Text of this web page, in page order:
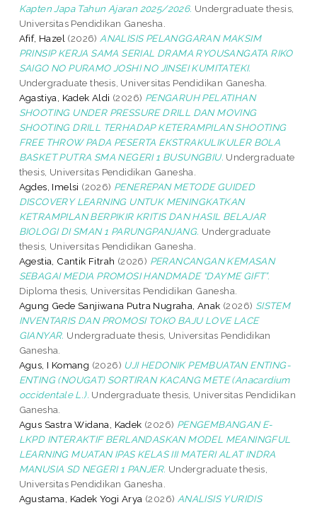
Kapten Japa Tahun Ajaran 2025/2026. Undergraduate thesis,
Universitas Pendidikan Ganesha.
Afif, Hazel (2026) ANALISIS PELANGGARAN MAKSIM
PRINSIP KERJA SAMA SERIAL DRAMA RYOUSANGATA RIKO
SAIGO NO PURAMO JOSHI NO JINSEI KUMITATEKI.
Undergraduate thesis, Universitas Pendidikan Ganesha.
Agastiya, Kadek Aldi (2026) PENGARUH PELATIHAN
SHOOTING UNDER PRESSURE DRILL DAN MOVING
SHOOTING DRILL TERHADAP KETERAMPILAN SHOOTING
FREE THROW PADA PESERTA EKSTRAKULIKULER BOLA
BASKET PUTRA SMA NEGERI 1 BUSUNGBIU. Undergraduate
thesis, Universitas Pendidikan Ganesha.
Agdes, Imelsi (2026) PENEREPAN METODE GUIDED
DISCOVERY LEARNING UNTUK MENINGKATKAN
KETRAMPILAN BERPIKIR KRITIS DAN HASIL BELAJAR
BIOLOGI DI SMAN 1 PARUNGPANJANG. Undergraduate
thesis, Universitas Pendidikan Ganesha.
Agestia, Cantik Fitrah (2026) PERANCANGAN KEMASAN
SEBAGAI MEDIA PROMOSI HANDMADE “DAYME GIFT”.
Diploma thesis, Universitas Pendidikan Ganesha.
Agung Gede Sanjiwana Putra Nugraha, Anak (2026) SISTEM
INVENTARIS DAN PROMOSI TOKO BAJU LOVE LACE
GIANYAR. Undergraduate thesis, Universitas Pendidikan
Ganesha.
Agus, I Komang (2026) UJI HEDONIK PEMBUATAN ENTING-
ENTING (NOUGAT) SORTIRAN KACANG METE (Anacardium
occidentale L.). Undergraduate thesis, Universitas Pendidikan
Ganesha.
Agus Sastra Widana, Kadek (2026) PENGEMBANGAN E-
LKPD INTERAKTIF BERLANDASKAN MODEL MEANINGFUL
LEARNING MUATAN IPAS KELAS III MATERI ALAT INDRA
MANUSIA SD NEGERI 1 PANJER. Undergraduate thesis,
Universitas Pendidikan Ganesha.
Agustama, Kadek Yogi Arya (2026) ANALISIS YURIDIS